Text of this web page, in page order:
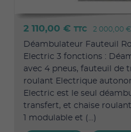
2 110,00 € TTC 2 000,00 €
Déambulateur Fauteuil
Electric 3 fonctions :
avec 4 pneus, fauteuil de
roulant Electrique
Electric est le seul
transfert, et chaise
1 modulable et (...)